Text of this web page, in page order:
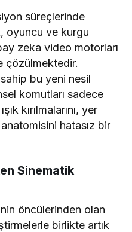
süreçlerinde
oyuncu ve kurgu
zeka video motorları
çözülmektedir.
bu yeni nesil
komutları sadece
kırılmalarını, yer
hatasız bir
Sinematik
öncülerinden olan
birlikte artık